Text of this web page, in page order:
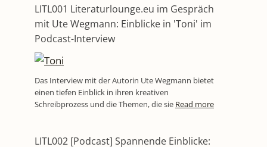
LITL001 Literaturlounge.eu im Gespräch
mit Ute Wegmann: Einblicke in 'Toni' im
Podcast-Interview
Das Interview mit der Autorin Ute Wegmann bietet
einen tiefen Einblick in ihren kreativen
Schreibprozess und die Themen, die sie Read more
LITL002 [Podcast] Spannende Einblicke: